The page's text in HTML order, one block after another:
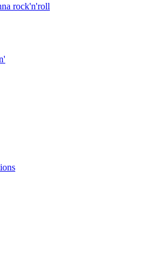
rock'n'roll